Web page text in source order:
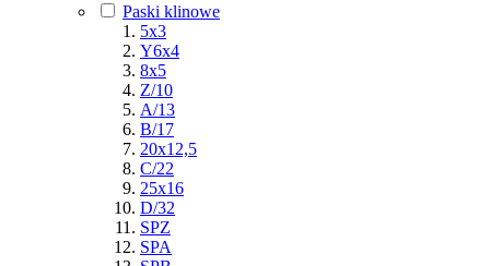
Paski klinowe
5x3
Y6x4
8x5
Z/10
A/13
B/17
20x12,5
C/22
25x16
D/32
SPZ
SPA